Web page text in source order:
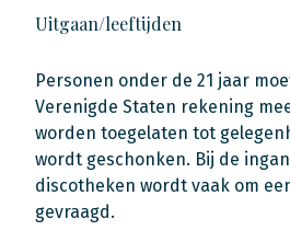
Uitgaan/leeftijden
Personen onder de 21 jaar
Verenigde Staten rekening
worden toegelaten tot
wordt geschonken. Bij de
discotheken wordt vaak om
gevraagd.